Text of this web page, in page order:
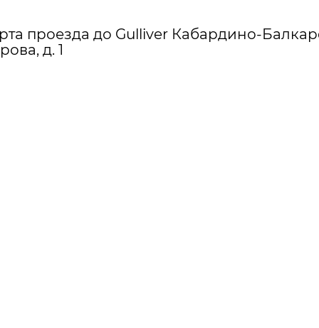
проезда до Gulliver Кабардино-
д. 1